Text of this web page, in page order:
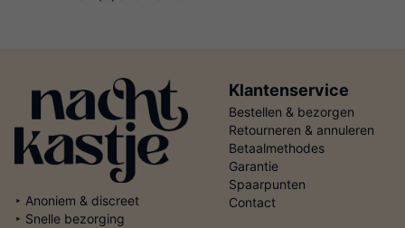
‣ Anoniem & discreet
‣ Snelle bezorging
Klantenservice
Bestellen & bezorgen
Retourneren & annuleren
Betaalmethodes
Garantie
Spaarpunten
Contact